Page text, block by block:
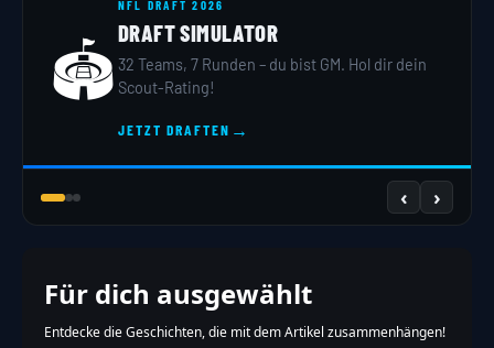
🏟️
NFL DRAFT 2026
DRAFT SIMULATOR
32 Teams, 7 Runden – du bist GM. Hol dir dein
Scout-Rating!
JETZT DRAFTEN →
‹ ›
Für dich ausgewählt
Entdecke die Geschichten, die mit dem Artikel zusammenhängen!